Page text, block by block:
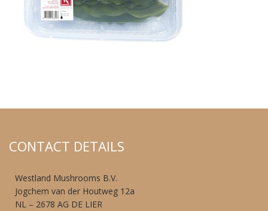
CONTACT DETAILS
Westland Mushrooms B.V.
Jogchem van der Houtweg 12a
NL – 2678 AG DE LIER